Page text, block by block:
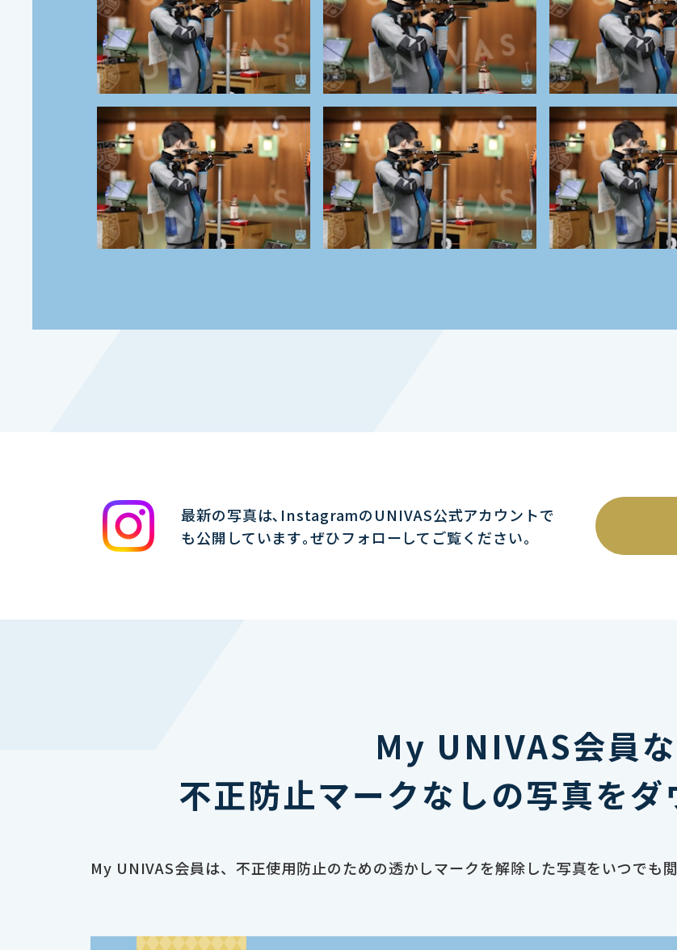
最新の写真は､InstagramのUNIVAS公式アカウントで
も公開しています｡ぜひフォローしてご覧ください｡
My UNIVAS会員
不正防止マークなしの写真を
My UNIVAS会員は、不正使用防止のための透かしマークを解除した写真をいつでも